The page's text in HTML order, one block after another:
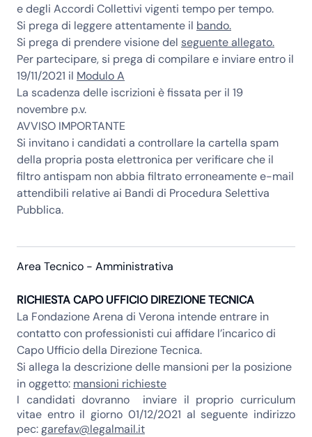
e degli Accordi Collettivi vigenti tempo per tempo.
Si prega di leggere attentamente il bando.
Si prega di prendere visione del seguente allegato.
Per partecipare, si prega di compilare e inviare entro il
19/11/2021 il Modulo A
La scadenza delle iscrizioni è fissata per il 19
novembre p.v.
AVVISO IMPORTANTE
Si invitano i candidati a controllare la cartella spam
della propria posta elettronica per verificare che il
filtro antispam non abbia filtrato erroneamente e-mail
attendibili relative ai Bandi di Procedura Selettiva
Pubblica.
Area Tecnico - Amministrativa
RICHIESTA CAPO UFFICIO DIREZIONE TECNICA
La Fondazione Arena di Verona intende entrare in
contatto con professionisti cui affidare l’incarico di
Capo Ufficio della Direzione Tecnica.
Si allega la descrizione delle mansioni per la posizione
in oggetto: mansioni richieste
I candidati dovranno inviare il proprio curriculum
vitae entro il giorno 01/12/2021 al seguente indirizzo
pec:garefav@legalmail.it